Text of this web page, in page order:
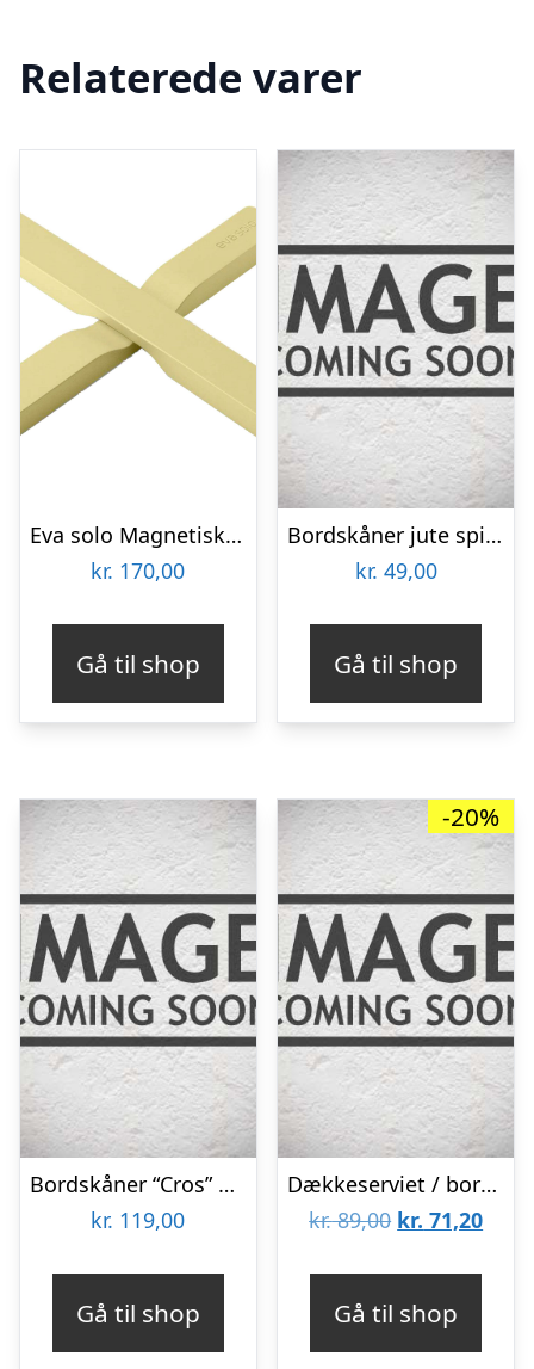
Relaterede varer
Eva solo Magnetisk bordskåner, champagne
kr. 170,00
Gå til shop
Bordskåner jute spiral – Ib Laursen Dia: 23 cm
kr. 49,00
Gå til shop
Bordskåner “Cros” gråt jern – House Doctor
kr. 119,00
Gå til shop
-20%
Dækkeserviet / bordskåner “Braidy” – Nordal Dia: 40 cm
kr.89,00 Den
kr. 71,20Den
Gå til shop